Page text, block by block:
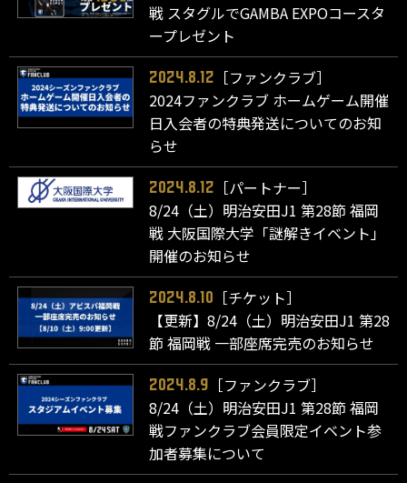
戦 スタグルでGAMBA EXPOコースタ
ープレゼント
2024.8.12
［ファンクラブ］
2024ファンクラブ ホームゲーム開催
日入会者の特典発送についてのお知
らせ
2024.8.12
［パートナー］
8/24（土）明治安田J1 第28節 福岡
戦 大阪国際大学「謎解きイベント」
開催のお知らせ
2024.8.10
［チケット］
【更新】8/24（土）明治安田J1 第28
節 福岡戦 一部座席完売のお知らせ
2024.8.9
［ファンクラブ］
8/24（土）明治安田J1 第28節 福岡
戦ファンクラブ会員限定イベント参
加者募集について